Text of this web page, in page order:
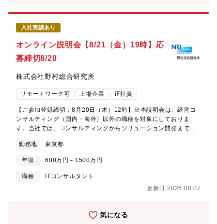
的な職務内容】セキュリティ管理における、規程・ルール、リス
ク分析、外部審査対応、システムセキュリティ管理、教育やイン
シデント対応など、PDCA全般をご対応いただきます。・セキュ
リティインシデントや個人情報保護等に関する規程/ルールの策
定・規定・ルールに準拠した申請・審査およびモニタリング（状
況把握、分析、改善推進）・情報セキュリティに関する従業員教
育（企画/実施/効果分析）・クラウドセキュリティ統制・システム
収集/分析、有事対応）・事業部門からの情報セキュリティに係る
相談（支援）対応・各種活動における社内横断的コミュニケーシ
ョン（事業部門、経営層全般）【携わるビジネス・サービス・テ
CSIRT/SOCセキュリティ教育【仕事の魅力・やりがい】セキュリ
ティ業界をリードする企業の社内セキュリティ部門として、ガバ
ナンス・技術の双方において高い水準が求められる環境で、幅広
いセキュリティ業務を経験・習得できます。また、個々の能力や
の主要事業部門への異動を含めた多様なキャリアを描くことが可
つメンバーが在籍しており、技術・法規制・実務経験などそれぞ
れの強みを活かしながら協働しています。一つのテーマに対して
プの一員であるNRIセキュアテクノロジーズに出向していただく形
入社実績あり
オンライン説明会【8/21（金）19時】応
募締切8/20
株式会社野村総合研究所
リモートワーク可 上場企業 正社員
【ご参加登録締切：8月20日（木）12時】※本説明会は、経営コ
ンサルティング（国内・海外）以外の職種を対象にしておりま
す。当社では、コンサルティングからソリューション開発まで幅
集職種は約140種類と多様なポジションで採用を行っています。
DXが加速する時代において、専門性や知見をどの方向にのばして
いくか、今後のキャリアアップの選択肢の一つとして、NRIの働き
方をのぞいてみませんか。当社への応募意思がなくても構いませ
2026/8/21（金）19:00-20:30 ※Q＆Aのご質問量
途中入退出可能です内容 ：以下2部構成となっております
が、会社説明パートだけのご参加も可能です ＜第1部：
勤務地 東京都
年収 600万円～1500万円
職種
ITコンサルタント
更新日 2026.08.07
気になる